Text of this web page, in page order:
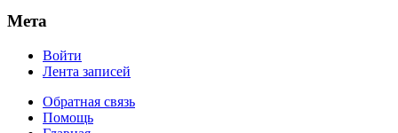
Мета
Войти
Лента записей
Обратная связь
Помощь